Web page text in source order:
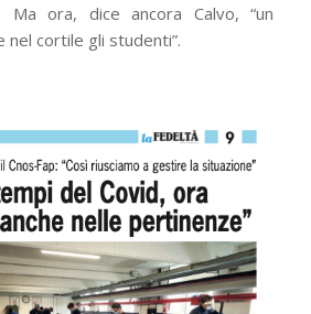
Ma ora, dice ancora Calvo, “un
nel cortile gli studenti”.